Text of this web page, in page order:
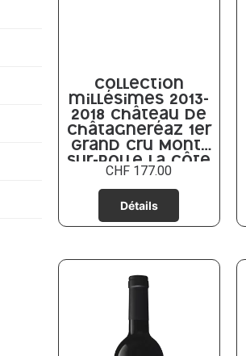
Collection
millésimes 2013-
2018 Château de
Châtagneréaz 1er
Grand Cru Mont-
sur-Rolle La Côte
AOC
CHF 177.00